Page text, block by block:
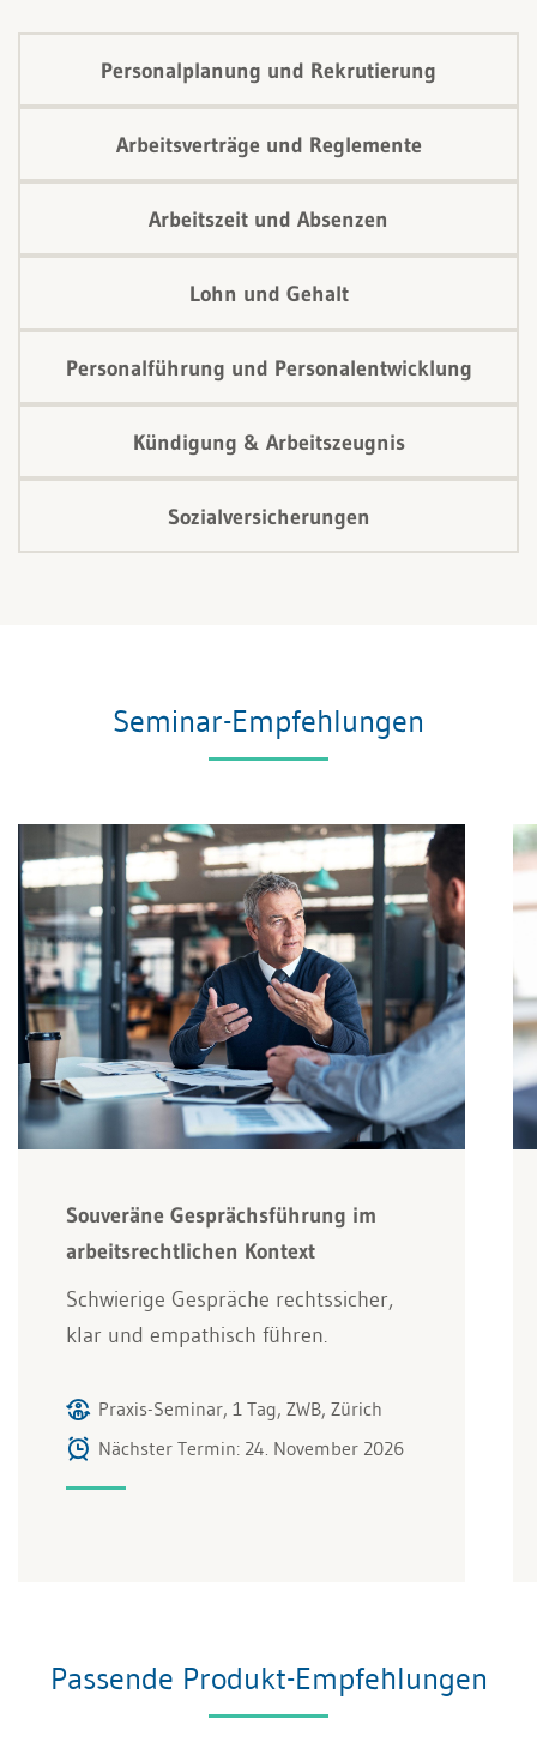
Personalplanung und Rekrutierung
Arbeitsverträge und Reglemente
Arbeitszeit und Absenzen
Lohn und Gehalt
Personalführung und Personalentwicklung
Kündigung & Arbeitszeugnis
Sozialversicherungen
Seminar-Empfehlungen
Souveräne Gesprächsführung im
arbeitsrechtlichen Kontext
Schwierige Gespräche rechtssicher,
klar und empathisch führen.
Praxis-Seminar, 1 Tag, ZWB, Zürich
Nächster Termin: 24. November 2026
Passende Produkt-Empfehlungen